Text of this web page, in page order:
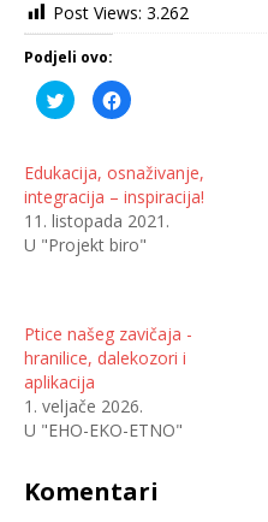
Post Views: 3.262
Podjeli ovo:
P
o
e
l
i
n
a
T
w
r
u
(
O
t
v
a
r
a
u
n
K
l
m
p
o
d
j
e
n
a
F
a
e
b
o
o
(
O
Edukacija, osnaživanje,
integracija – inspiracija!
11. listopada 2021.
U "Projekt biro"
Ptice našeg zavičaja -
hranilice, dalekozori i
aplikacija
1. veljače 2026.
U "EHO-EKO-ETNO"
Komentari